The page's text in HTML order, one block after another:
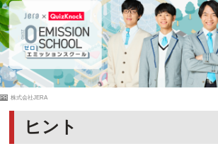
PR 株式会社JERA
ヒント